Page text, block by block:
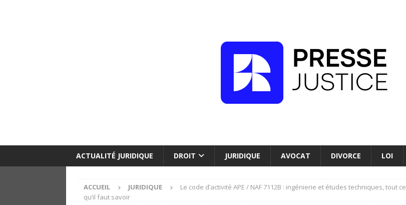
ACTUALITÉ JURIDIQUE DROIT JURIDIQUE AVOCAT DIVORCE LOI
ACCUEIL JURIDIQUE
Le code d’activité APE / NAF 7112B : ingénierie et études techniques, tout ce
qu’il faut savoir